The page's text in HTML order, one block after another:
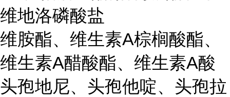
维地洛磷酸盐
维胺酯、维生素A棕榈酸酯、
维生素A醋酸酯、维生素A酸
头孢地尼、头孢他啶、头孢拉